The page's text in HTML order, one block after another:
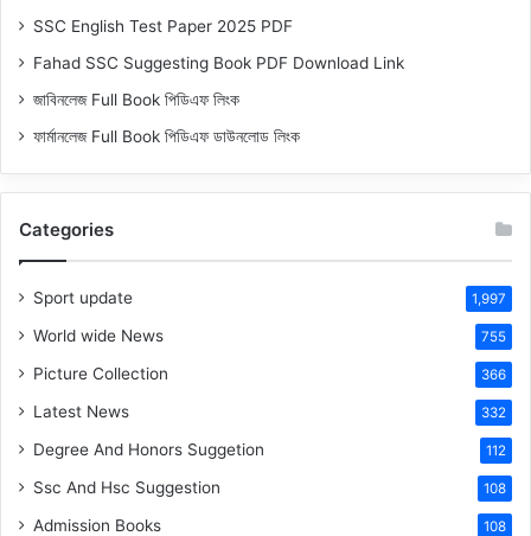
SSC English Test Paper 2025 PDF
Fahad SSC Suggesting Book PDF Download Link
জাবিনলেজ Full Book পিডিএফ লিংক
ফার্মানলেজ Full Book পিডিএফ ডাউনলোড লিংক
Categories
Sport update 1,997
World wide News 755
Picture Collection 366
Latest News 332
Degree And Honors Suggetion 112
Ssc And Hsc Suggestion 108
Admission Books 108